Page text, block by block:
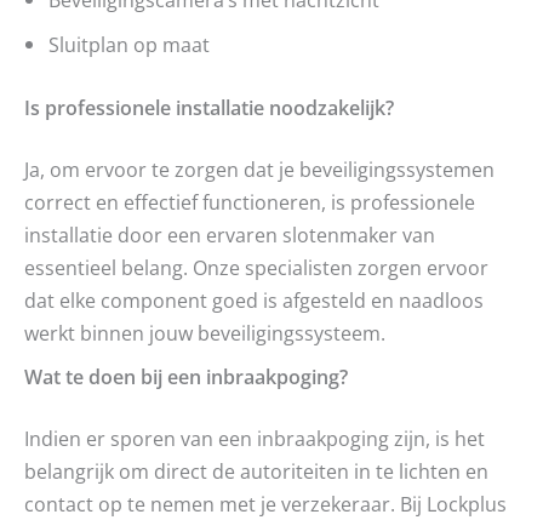
Sluitplan op maat
Is professionele installatie noodzakelijk?
Ja, om ervoor te zorgen dat je beveiligingssystemen
correct en effectief functioneren, is professionele
installatie door een ervaren slotenmaker van
essentieel belang. Onze specialisten zorgen ervoor
dat elke component goed is afgesteld en naadloos
werkt binnen jouw beveiligingssysteem.
Wat te doen bij een inbraakpoging?
Indien er sporen van een inbraakpoging zijn, is het
belangrijk om direct de autoriteiten in te lichten en
contact op te nemen met je verzekeraar. Bij Lockplus